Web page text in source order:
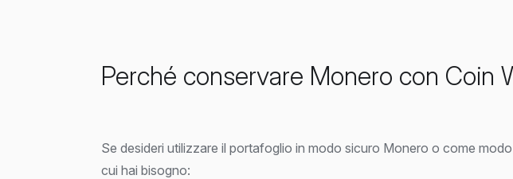
Perché conservare Monero con Coin
Se desideri utilizzare il portafoglio in modo sicuro Monero o come
cui hai bisogno: